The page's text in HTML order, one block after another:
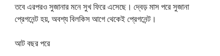
তবে এরপরও সুজানার মনে সুখ ফিরে এসেছে। দ্বেড় মাস পরে সুজানা
প্রেগনেন্ট হয়, অবশ্য বিলকিস আগে থেকেই প্রেগনেন্ট।
আট বছর পরে